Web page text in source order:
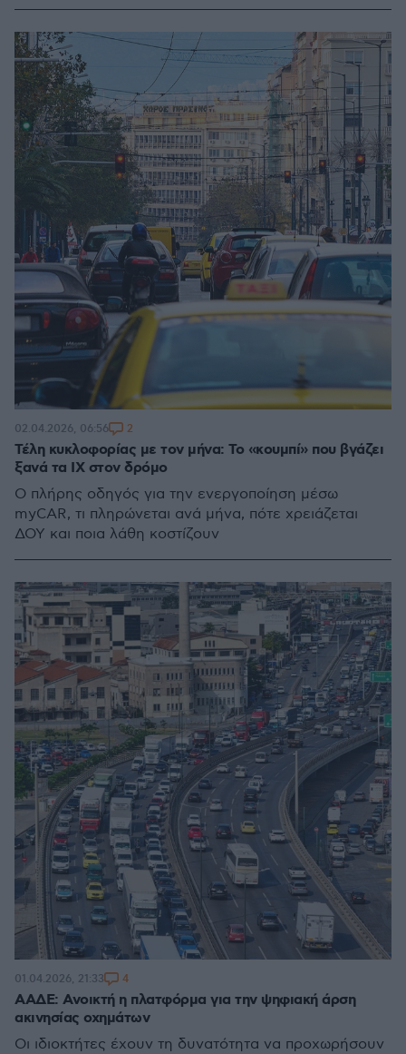
Τέλη κυκλοφορίας με τον μήνα: Το «κουμπί» που βγάζει
ξανά τα ΙΧ στον δρόμο
Ο πλήρης οδηγός για την ενεργοποίηση μέσω
myCAR, τι πληρώνεται ανά μήνα, πότε χρειάζεται
ΔΟΥ και ποια λάθη κοστίζουν
02.04.2026, 06:56 2
ΑΑΔΕ: Ανοικτή η πλατφόρμα για την ψηφιακή άρση
ακινησίας οχημάτων
Οι ιδιοκτήτες έχουν τη δυνατότητα να προχωρήσουν
01.04.2026, 21:33 4